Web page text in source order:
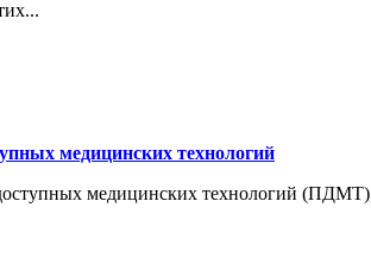
медицинских технологий
медицинских технологий